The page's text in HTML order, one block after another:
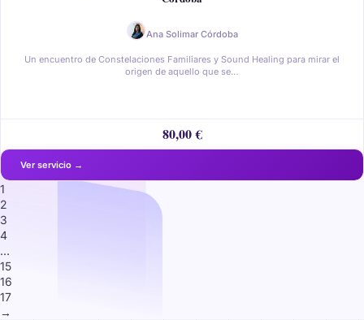
Ana Solimar Córdoba
80,00€
Un encuentro de Constelaciones Familiares y Sound Healing para mirar el
origen de aquello que se…
1
2
3
4
…
15
16
17
→